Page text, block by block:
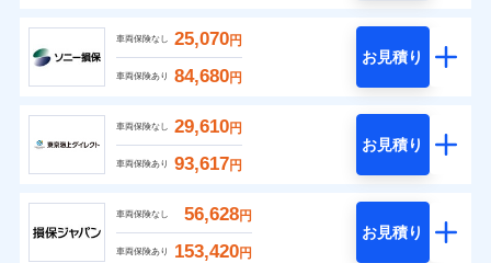
車両保険なし 25,070円
車両保険あり 84,680円
お見積り
車両保険なし 29,610円
車両保険あり 93,617円
お見積り
車両保険なし 56,628円
車両保険あり 153,420円
お見積り